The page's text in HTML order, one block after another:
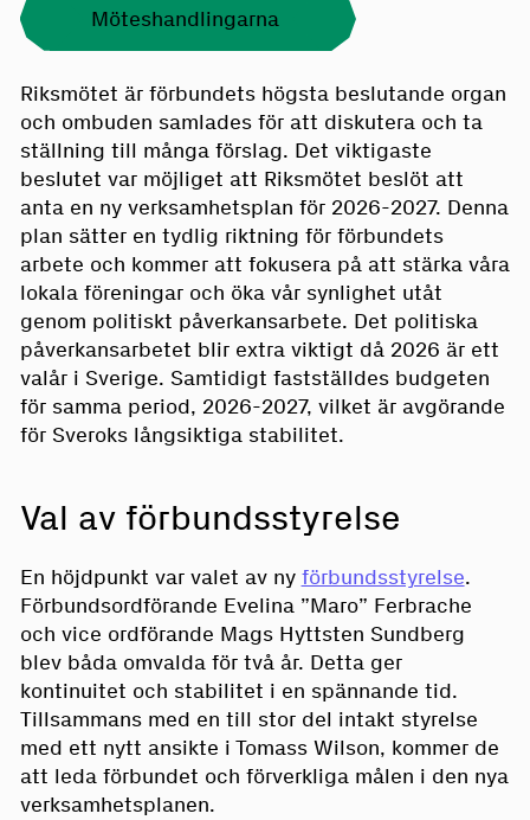
Möteshandlingarna
Riksmötet är förbundets högsta beslutande organ
och ombuden samlades för att diskutera och ta
ställning till många förslag. Det viktigaste
beslutet var möjliget att Riksmötet beslöt att
anta en ny verksamhetsplan för 2026-2027. Denna
plan sätter en tydlig riktning för förbundets
arbete och kommer att fokusera på att stärka våra
lokala föreningar och öka vår synlighet utåt
genom politiskt påverkansarbete. Det politiska
påverkansarbetet blir extra viktigt då 2026 är ett
valår i Sverige. Samtidigt fastställdes budgeten
för samma period, 2026-2027, vilket är avgörande
för Sveroks långsiktiga stabilitet.
Val av förbundsstyrelse
En höjdpunkt var valet av ny förbundsstyrelse.
Förbundsordförande Evelina ”Maro” Ferbrache
och vice ordförande Mags Hyttsten Sundberg
blev båda omvalda för två år. Detta ger
kontinuitet och stabilitet i en spännande tid.
Tillsammans med en till stor del intakt styrelse
med ett nytt ansikte i Tomass Wilson, kommer de
att leda förbundet och förverkliga målen i den nya
verksamhetsplanen.